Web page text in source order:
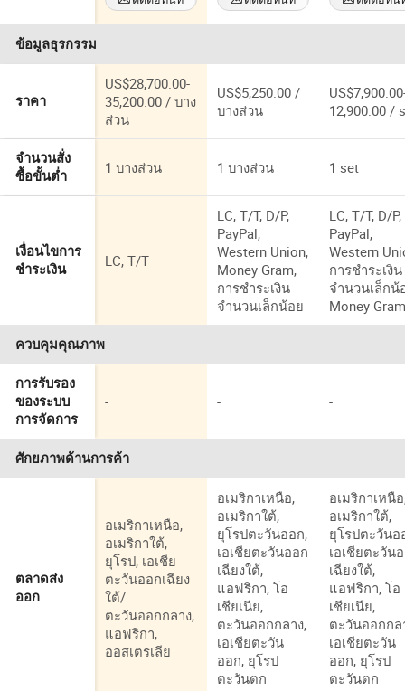
แตนเลสเหล็ก
อลูมิเนียม
ท่อ CNC
ทองแดง
1500W
ตัดเลเซอร์โ
อัตโนมัติเต็
แบบ กำลังสูง
พิเศษ
ข้อมูลธุรกรรม
ราคา
US$28,700.00-
35,200.00 / บาง
ส่วน
US$5,250.00 /
บางส่วน
12,900.00 /
จำนวนสั่ง
ซื้อขั้นต่ำ
1 บางส่วน 1 บางส่วน 1 set
เงื่อนไขการ
ชำระเงิน
LC, T/T
LC, T/T, D/P,
PayPal,
Western Union,
Money Gram,
การชำระเงิน
จำนวนเล็กน้อย
LC, T/T, D/P,
PayPal,
Western
การชำระเงิน
จำนวนเล็กน้
Money
ควบคุมคุณภาพ
การรับรอง
ของระบบ
การจัดการ
- - -
ศักยภาพด้านการค้า
ตลาดส่ง
ออก
อเมริกาเหนือ,
อเมริกาใต้,
ยุโรป, เอเชีย
ตะวันออกเฉียง
ใต้/
ตะวันออกกลาง,
แอฟริกา,
ออสเตรเลีย
อเมริกาเหนือ,
อเมริกาใต้,
ยุโรปตะวันออก,
เอเชียตะวันออก
เฉียงใต้,
แอฟริกา, โอ
เชียเนีย,
ตะวันออกกลาง,
เอเชียตะวัน
ออก, ยุโรป
ตะวันตก
อเมริกาเหนื
อเมริกาใต้,
ยุโรปตะวันอ
เอเชียตะวัน
เฉียงใต้,
แอฟริกา, โอ
เชียเนีย,
ตะวันออกกล
เอเชียตะวัน
ออก, ยุโรป
ตะวันตก